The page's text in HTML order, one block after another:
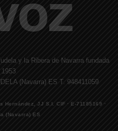
y la Ribera de Navarra fundada
1953
(Navarra) ES T. 948411059
JJ S.I. CIF · E-71185169 ·
(Navarra) ES